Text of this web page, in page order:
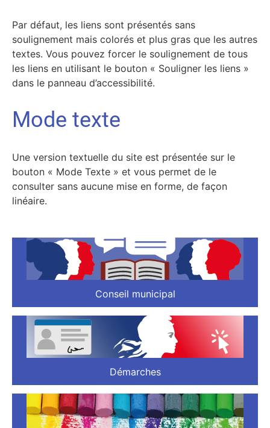
Par défaut, les liens sont présentés sans
soulignement mais colorés et plus gras que les autres
textes. Vous pouvez forcer le soulignement de tous
les liens en utilisant le bouton « Souligner les liens »
dans le panneau d’accessibilité.
Mode texte
Une version textuelle du site est présentée sur le
bouton « Mode Texte » et vous permet de le
consulter sans aucune mise en forme, de façon
linéaire.
Conseil municipal
Démarches